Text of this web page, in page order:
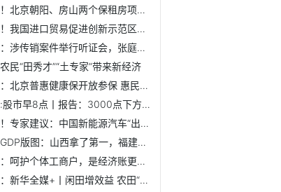
天天亮点！北京朝阳、房山两个保租房项目即将配租，近三年毕...
环球通讯！我国进口贸易促进创新示范区增至43个
焦点资讯：涉传销案件举行听证会，张庭夫妇与陶虹还有哪些公司？
民“田秀才”“土专家”带来新经济
天天速看：北京普惠健康保开放参保 惠民保迎来升级版
世界热讯:股市早8点丨报告：3000点下方时日不多！
每日视点！专家建议：中国新能源汽车“出海”东盟需实施差异...
前三季度GDP版图：山西拿了第一，福建悄悄逆袭
环球关注：呵护个体工商户，是经济账更是民生账
全球观点：新华全媒+丨闲田增效益 农田“绿过冬”——南方地...